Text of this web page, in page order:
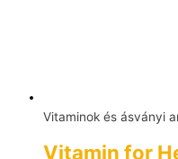
Vitaminok és ásványi
Vitamin for